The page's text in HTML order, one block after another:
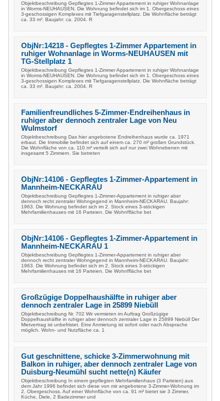
Objektbeschreibung Gepflegtes 1-Zimmer Appartement in ruhiger Wohnanlage
in Worms-NEUHAUSEN. Die Wohnung befindet sich im 1. Obergeschoss eines
3-geschossigen Komplexes mit Tiefgaragenstellplatz. Die Wohnfläche beträgt
ca. 33 m². Baujahr: ca. 2004. R
ObjNr:14218 - Gepflegtes 1-Zimmer Appartement in
ruhiger Wohnanlage in Worms-NEUHAUSEN mit
TG-Stellplatz 1
Objektbeschreibung Gepflegtes 1-Zimmer Appartement in ruhiger Wohnanlage
in Worms-NEUHAUSEN. Die Wohnung befindet sich im 1. Obergeschoss eines
3-geschossigen Komplexes mit Tiefgaragenstellplatz. Die Wohnfläche beträgt
ca. 33 m². Baujahr: ca. 2004. R
Familienfreundliches 5-Zimmer-Endreihenhaus in
ruhiger aber dennoch zentraler Lage von Neu
Wulmstorf
Objektbeschreibung Das hier angebotene Endreihenhaus wurde ca. 1971
erbaut. Die Immobilie befindet sich auf einem ca. 270 m² großen Grundstück.
Die Wohnfläche von ca. 110 m² verteilt sich auf nur zwei Wohnebenen mit
insgesamt 5 Zimmern. Sie betreten
ObjNr:14106 - Gepflegtes 1-Zimmer-Appartement in
Mannheim-NECKARAU
Objektbeschreibung Gepflegtes 1-Zimmer-Appartement in ruhiger aber
dennoch recht zentraler Wohngegend in Mannheim-NECKARAU. Baujahr:
1963. Die Wohnung befindet sich im 2. Stock eines 3-stöckigen
Mehrfamilienhauses mit 16 Parteien. Die Wohnffläche bet
ObjNr:14106 - Gepflegtes 1-Zimmer-Appartement in
Mannheim-NECKARAU 1
Objektbeschreibung Gepflegtes 1-Zimmer-Appartement in ruhiger aber
dennoch recht zentraler Wohngegend in Mannheim-NECKARAU. Baujahr:
1963. Die Wohnung befindet sich im 2. Stock eines 3-stöckigen
Mehrfamilienhauses mit 16 Parteien. Die Wohnffläche bet
Großzügige Doppelhaushälfte in ruhiger aber
dennoch zentraler Lage in 25899 Niebüll
Objektbeschreibung Nr. 702 Wir vermieten im Auftrag Großzügige
Doppelhaushälfte in ruhiger aber dennoch zentraler Lage in 25899 Niebüll Der
Mietvertrag ist unbefristet. Eine Anmietung ist sofort oder nach Absprache
möglich. Wohn- und Nutzfläche ca. 1
Gut geschnittene, schicke 3-Zimmerwohnung mit
Balkon in ruhiger, aber dennoch zentraler Lage von
Duisburg-Neumühl sucht nette(n) Käufer
Objektbeschreibung In einem gepflegten Mehrfamilienhaus (3 Parteien) aus
dem Jahr 1996 befindet sich diese von mir angebotene 3-Zimmer-Wohnung im
2. Obergeschoss. Auf einer Wohnfläche von ca. 91 m² bietet sie 3 Zimmer,
Küche, Diele, 2 Badezimmer und